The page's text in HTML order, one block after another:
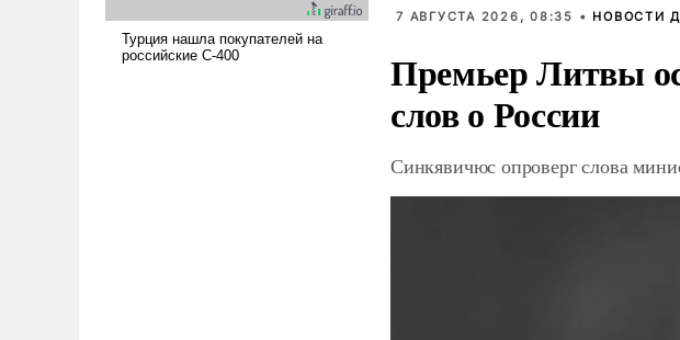
7 АВГУСТА 2026, 08:35 • НОВОСТИ
Премьер Литвы
слов о России
Синкявичюс опроверг слова